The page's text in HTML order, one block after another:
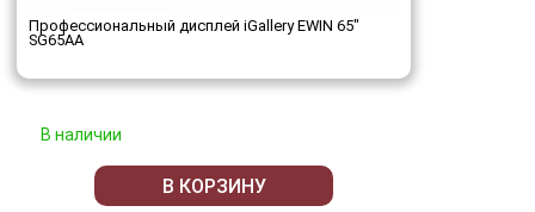
Профессиональный дисплей iGallery EWIN 65"
SG65AA
В наличии
В КОРЗИНУ